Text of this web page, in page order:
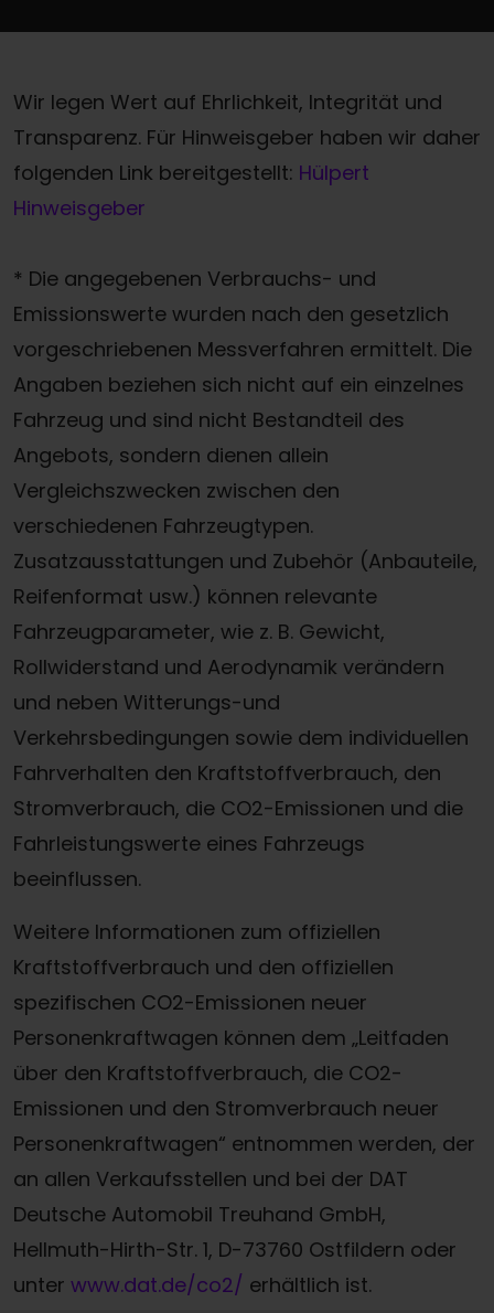
Wir legen Wert auf Ehrlichkeit, Integrität und
Transparenz. Für Hinweisgeber haben wir daher
folgenden Link bereitgestellt: Hülpert
Hinweisgeber
* Die angegebenen Verbrauchs- und
Emissionswerte wurden nach den gesetzlich
vorgeschriebenen Messverfahren ermittelt. Die
Angaben beziehen sich nicht auf ein einzelnes
Fahrzeug und sind nicht Bestandteil des
Angebots, sondern dienen allein
Vergleichszwecken zwischen den
verschiedenen Fahrzeugtypen.
Zusatzausstattungen und Zubehör (Anbauteile,
Reifenformat usw.) können relevante
Fahrzeugparameter, wie z. B. Gewicht,
Rollwiderstand und Aerodynamik verändern
und neben Witterungs-und
Verkehrsbedingungen sowie dem individuellen
Fahrverhalten den Kraftstoffverbrauch, den
Stromverbrauch, die CO2-Emissionen und die
Fahrleistungswerte eines Fahrzeugs
beeinflussen.
Weitere Informationen zum offiziellen
Kraftstoffverbrauch und den offiziellen
spezifischen CO2-Emissionen neuer
Personenkraftwagen können dem „Leitfaden
über den Kraftstoffverbrauch, die CO2-
Emissionen und den Stromverbrauch neuer
Personenkraftwagen“ entnommen werden, der
an allen Verkaufsstellen und bei der DAT
Deutsche Automobil Treuhand GmbH,
Hellmuth-Hirth-Str. 1, D-73760 Ostfildern oder
unter www.dat.de/co2/ erhältlich ist.